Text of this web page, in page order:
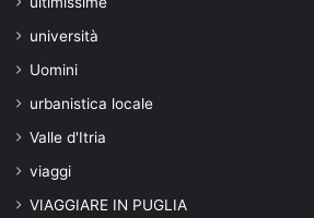
università
Uomini
urbanistica locale
Valle d'Itria
viaggi
VIAGGIARE IN PUGLIA